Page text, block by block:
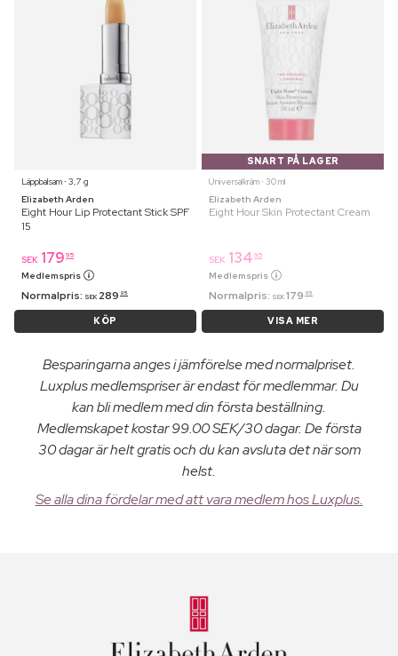
Läppbalsam ⋅ 3,7 g
Elizabeth Arden
Eight Hour Lip Protectant Stick SPF
15
SEK 179 95
Medlemspris
Normalpris: SEK 289 95
KÖP
SNART PÅ LAGER
Universalkräm ⋅ 30 ml
Elizabeth Arden
Eight Hour Skin Protectant Cream
SEK 134 95
Medlemspris
Normalpris: SEK 179 95
VISA MER
Besparingarna anges i jämförelse med normalpriset.
Luxplus medlemspriser är endast för medlemmar. Du
kan bli medlem med din första beställning.
Medlemskapet kostar 99.00 SEK/30 dagar. De första
30 dagar är helt gratis och du kan avsluta det när som
helst.
Se alla dina fördelar med att vara medlem hos Luxplus.